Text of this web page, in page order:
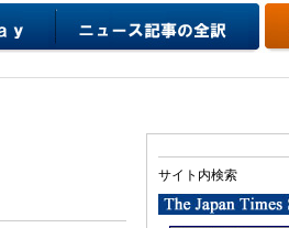
サイト内検索